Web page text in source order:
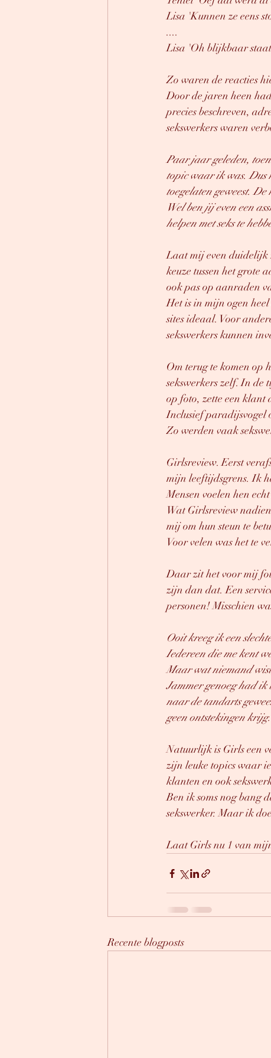
Lisa 'Kunnen ze eens
....
Lisa 'Oh blijkbaar
Zo waren de reacties
Door de jaren heen
precies beschreven,
sekswerkers waren
Paar jaar geleden,
topic waar ik was. Dus
toegelaten geweest.
Wel ben jij even een
helpen met seks te
Laat mij even duidelijk
keuze tussen het grote
ook pas op aanraden
Het is in mijn ogen
sites ideaal. Voor
sekswerkers kunnen
Om terug te komen op
sekswerkers zelf. In
op foto, zette een klant
Inclusief paradijsvogel
Zo werden vaak
Girlsreview. Eerst
mijn leeftijdsgrens. Ik
Mensen voelen hen
Wat Girlsreview
mij om hun steun te
Voor velen was het te
Daar zit het voor mij
zijn dan dat. Een
personen! Misschien
Ooit kreeg ik een
Iedereen die me kent
Maar wat niemand
Jammer genoeg had ik
naar de tandarts
geen ontstekingen
Natuurlijk is Girls een
zijn leuke topics waar
klanten en ook
Ben ik soms nog bang
sekswerker. Maar ik
Laat Girls nu 1 van
Recente blogposts